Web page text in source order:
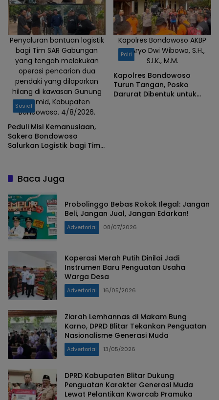
Penyaluran bantuan logistik
bagi Tim SAR Gabungan
yang tengah melakukan
operasi pencarian dua
pendaki yang dilaporkan
hilang di kawasan Gunung
Piramid, Kabupaten
Bondowoso. 4/8/2026.
Sosial
Peduli Misi Kemanusiaan,
Sakera Bondowoso
Salurkan Logistik bagi Tim
Kapolres Bondowoso AKBP
Dr. Aryo Dwi Wibowo, S.H.,
S.I.K., M.M.
Polri
Kapolres Bondowoso
Turun Tangan, Posko
Darurat Dibentuk untuk
Baca Juga
Probolinggo Bebas Rokok Ilegal: Jangan
Beli, Jangan Jual, Jangan Edarkan!
Advertorial 08/07/2026
Koperasi Merah Putih Dinilai Jadi
Instrumen Baru Penguatan Usaha
Warga Desa
Advertorial 16/05/2026
Ziarah Lemhannas di Makam Bung
Karno, DPRD Blitar Tekankan Penguatan
Nasionalisme Generasi Muda
Advertorial 13/05/2026
DPRD Kabupaten Blitar Dukung
Penguatan Karakter Generasi Muda
Lewat Pelantikan Kwarcab Pramuka